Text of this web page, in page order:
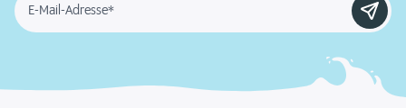
E-Mail-Adresse*